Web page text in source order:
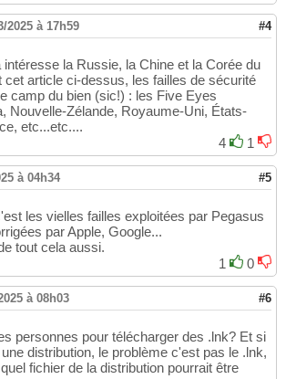
2025 à 17h59 #4
la Russie, la Chine et la Corée du
cet article ci-dessus, les failles de sécurité
camp du bien (sic!) : les Five Eyes
Nouvelle-Zélande, Royaume-Uni, États-
etc...etc....
4
1
à 04h34 #5
les vielles failles exploitées par Pegasus
par Apple, Google...
tout cela aussi.
1
0
à 08h03 #6
personnes pour télécharger des .lnk? Et si
distribution, le problème c'est pas le .lnk,
fichier de la distribution pourrait être